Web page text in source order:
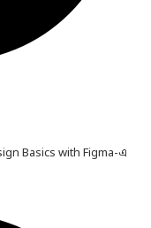
Basics with Figma-এ